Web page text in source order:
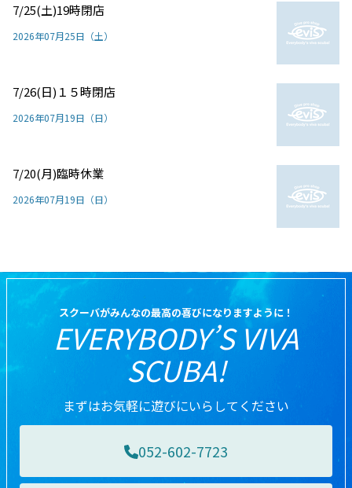
7/25(土)19時閉店
2026年07月25日（土）
7/26(日)１５時閉店
2026年07月19日（日）
7/20(月)臨時休業
2026年07月19日（日）
スクーバがみんなの最高の喜びになりますように！
EVERYBODY’S VIVA
SCUBA!
まずはお気軽に遊びにいらしてください
052-602-7723